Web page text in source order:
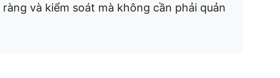
và kiểm soát mà không cần phải quản